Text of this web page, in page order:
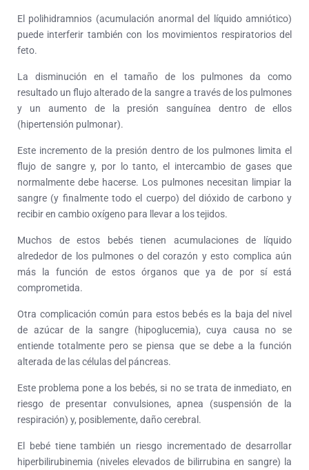
El polihidramnios (acumulación anormal del líquido amniótico)
puede interferir también con los movimientos respiratorios del
feto.
La disminución en el tamaño de los pulmones da como
resultado un flujo alterado de la sangre a través de los pulmones
y un aumento de la presión sanguínea dentro de ellos
(hipertensión pulmonar).
Este incremento de la presión dentro de los pulmones limita el
flujo de sangre y, por lo tanto, el intercambio de gases que
normalmente debe hacerse. Los pulmones necesitan limpiar la
sangre (y finalmente todo el cuerpo) del dióxido de carbono y
recibir en cambio oxígeno para llevar a los tejidos.
Muchos de estos bebés tienen acumulaciones de líquido
alrededor de los pulmones o del corazón y esto complica aún
más la función de estos órganos que ya de por sí está
comprometida.
Otra complicación común para estos bebés es la baja del nivel
de azúcar de la sangre (hipoglucemia), cuya causa no se
entiende totalmente pero se piensa que se debe a la función
alterada de las células del páncreas.
Este problema pone a los bebés, si no se trata de inmediato, en
riesgo de presentar convulsiones, apnea (suspensión de la
respiración) y, posiblemente, daño cerebral.
El bebé tiene también un riesgo incrementado de desarrollar
hiperbilirubinemia (niveles elevados de bilirrubina en sangre) la